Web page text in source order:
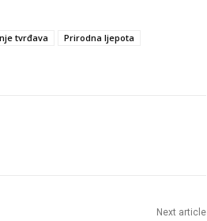
tvrđava
Prirodna ljepota
Next article